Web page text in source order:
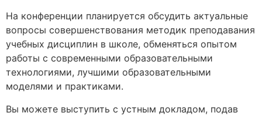
На конференции планируется обсудить актуальные
вопросы совершенствования методик преподавания
учебных дисциплин в школе, обменяться опытом
работы с современными образовательными
технологиями, лучшими образовательными
моделями и практиками.
Вы можете выступить с устным докладом, подав